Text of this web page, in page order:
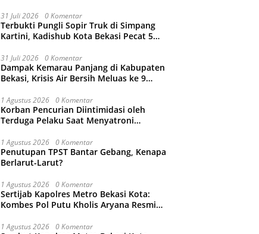
31 Juli 2026 0 Komentar
Terbukti Pungli Sopir Truk di Simpang
Kartini, Kadishub Kota Bekasi Pecat 5
31 Juli 2026 0 Komentar
Dampak Kemarau Panjang di Kabupaten
Bekasi, Krisis Air Bersih Meluas ke 9
1 Agustus 2026 0 Komentar
Korban Pencurian Diintimidasi oleh
Terduga Pelaku Saat Menyatroni
Malah Ikut-Ikutan!
1 Agustus 2026 0 Komentar
Penutupan TPST Bantar Gebang, Kenapa
Berlarut-Larut?
1 Agustus 2026 0 Komentar
Sertijab Kapolres Metro Bekasi Kota:
Kombes Pol Putu Kholis Aryana Resmi
Bintoro
1 Agustus 2026 0 Komentar